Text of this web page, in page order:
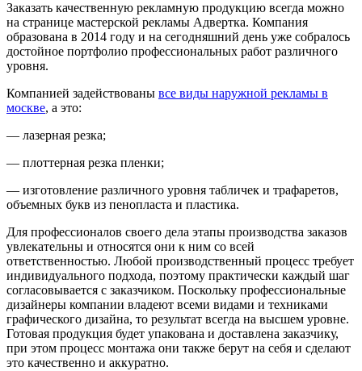
Заказать качественную рекламную продукцию всегда можно
на странице мастерской рекламы Адвертка. Компания
образована в 2014 году и на сегодняшний день уже собралось
достойное портфолио профессиональных работ различного
уровня.
Компанией задействованы все виды наружной рекламы в
москве, а это:
— лазерная резка;
— плоттерная резка пленки;
— изготовление различного уровня табличек и трафаретов,
объемных букв из пенопласта и пластика.
Для профессионалов своего дела этапы производства заказов
увлекательны и относятся они к ним со всей
ответственностью. Любой производственный процесс требует
индивидуального подхода, поэтому практически каждый шаг
согласовывается с заказчиком. Поскольку профессиональные
дизайнеры компании владеют всеми видами и техниками
графического дизайна, то результат всегда на высшем уровне.
Готовая продукция будет упакована и доставлена заказчику,
при этом процесс монтажа они также берут на себя и сделают
это качественно и аккуратно.